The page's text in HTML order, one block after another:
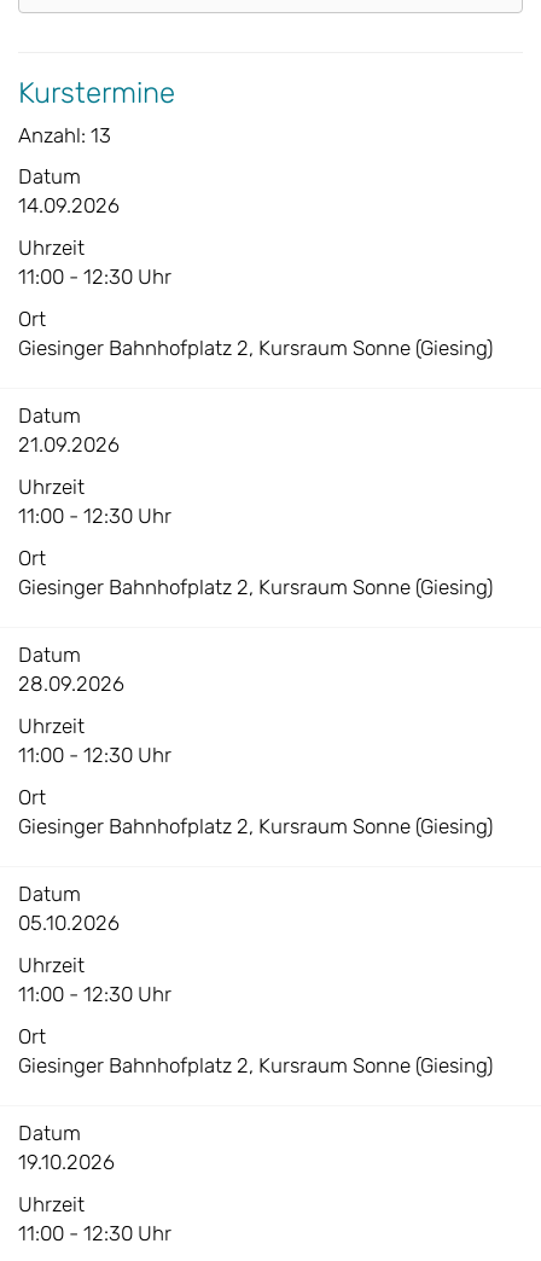
Kurstermine
Anzahl: 13
Datum
14.09.2026
Uhrzeit
11:00 - 12:30 Uhr
Ort
Giesinger Bahnhofplatz 2, Kursraum Sonne (Giesing)
Datum
21.09.2026
Uhrzeit
11:00 - 12:30 Uhr
Ort
Giesinger Bahnhofplatz 2, Kursraum Sonne (Giesing)
Datum
28.09.2026
Uhrzeit
11:00 - 12:30 Uhr
Ort
Giesinger Bahnhofplatz 2, Kursraum Sonne (Giesing)
Datum
05.10.2026
Uhrzeit
11:00 - 12:30 Uhr
Ort
Giesinger Bahnhofplatz 2, Kursraum Sonne (Giesing)
Datum
19.10.2026
Uhrzeit
11:00 - 12:30 Uhr